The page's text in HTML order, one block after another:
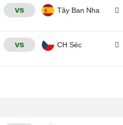
vs Tây Ban Nha
vs CH Séc